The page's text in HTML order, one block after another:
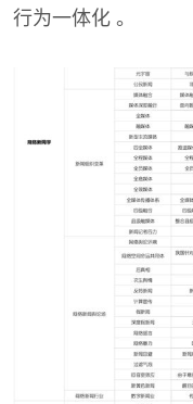
行为一体化 。